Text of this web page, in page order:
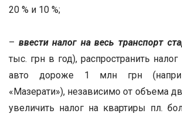
20 % и 10 %;
– ввести налог на весь транспорт
тыс. грн в год), распространить
авто дороже 1 млн грн
«Мазерати»), независимо от объема
увеличить налог на квартиры пл.